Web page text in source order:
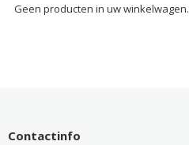
Geen producten in uw winkelwagen.
Contactinfo